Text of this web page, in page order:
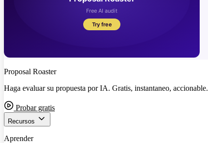
Proposal Roaster
Haga evaluar su propuesta por IA. Gratis, instantaneo, accionable.
Probar gratis
Recursos
Aprender